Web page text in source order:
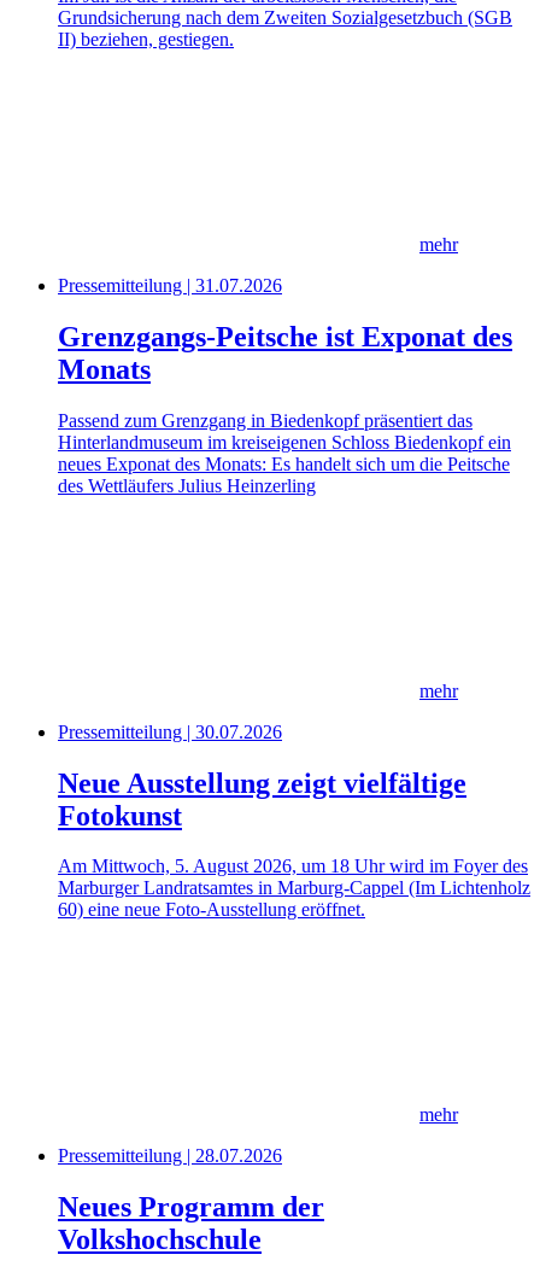
Grundsicherung nach dem Zweiten Sozialgesetzbuch (SGB
II) beziehen, gestiegen.
mehr
Pressemitteilung | 31.07.2026
Grenzgangs-Peitsche ist Exponat des
Monats
Passend zum Grenzgang in Biedenkopf präsentiert das
Hinterlandmuseum im kreiseigenen Schloss Biedenkopf ein
neues Exponat des Monats: Es handelt sich um die Peitsche
des Wettläufers Julius Heinzerling
mehr
Pressemitteilung | 30.07.2026
Neue Ausstellung zeigt vielfältige
Fotokunst
Am Mittwoch, 5. August 2026, um 18 Uhr wird im Foyer des
Marburger Landratsamtes in Marburg-Cappel (Im Lichtenholz
60) eine neue Foto-Ausstellung eröffnet.
mehr
Pressemitteilung | 28.07.2026
Neues Programm der
Volkshochschule